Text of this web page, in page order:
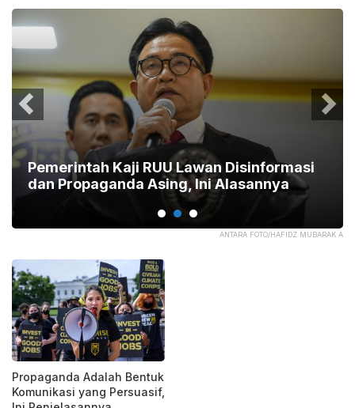
ANTARA FOTO/HAFIDZ MUBARAK A
Pemerintah Kaji RUU Lawan Disinformasi
dan Propaganda Asing, Ini Alasannya
Propaganda Adalah Bentuk
Komunikasi yang Persuasif,